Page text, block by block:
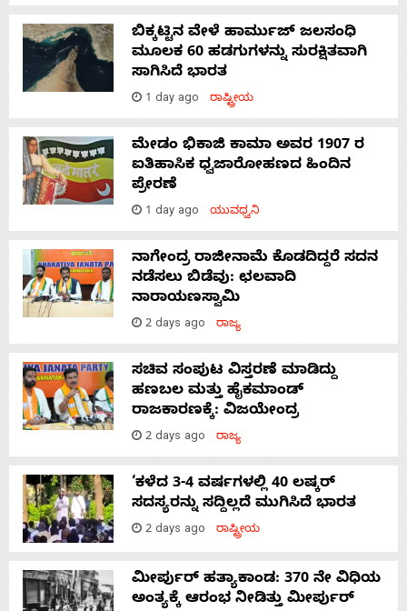
ಬಿಕ್ಕಟ್ಟಿನ ವೇಳೆ ಹಾರ್ಮುಜ್ ಜಲಸಂಧಿ
ಮೂಲಕ 60 ಹಡಗುಗಳನ್ನು ಸುರಕ್ಷಿತವಾಗಿ
ಸಾಗಿಸಿದೆ ಭಾರತ
1 day ago ರಾಷ್ಟ್ರೀಯ
ಮೇಡಂ ಭಿಕಾಜಿ ಕಾಮಾ ಅವರ 1907 ರ
ಐತಿಹಾಸಿಕ ಧ್ವಜಾರೋಹಣದ ಹಿಂದಿನ
ಪ್ರೇರಣೆ
1 day ago ಯುವಧ್ವನಿ
ನಾಗೇಂದ್ರ ರಾಜೀನಾಮೆ ಕೊಡದಿದ್ದರೆ ಸದನ
ನಡೆಸಲು ಬಿಡೆವು: ಛಲವಾದಿ
ನಾರಾಯಣಸ್ವಾಮಿ
2 days ago ರಾಜ್ಯ
ಸಚಿವ ಸಂಪುಟ ವಿಸ್ತರಣೆ ಮಾಡಿದ್ದು
ಹಣಬಲ ಮತ್ತು ಹೈಕಮಾಂಡ್
ರಾಜಕಾರಣಕ್ಕೆ: ವಿಜಯೇಂದ್ರ
2 days ago ರಾಜ್ಯ
‘ಕಳೆದ 3-4 ವರ್ಷಗಳಲ್ಲಿ 40 ಲಷ್ಕರ್
ಸದಸ್ಯರನ್ನು ಸದ್ದಿಲ್ಲದೆ ಮುಗಿಸಿದೆ ಭಾರತ
2 days ago ರಾಷ್ಟ್ರೀಯ
ಮೀರ್ಪುರ್ ಹತ್ಯಾಕಾಂಡ: 370 ನೇ ವಿಧಿಯ
ಅಂತ್ಯಕ್ಕೆ ಆರಂಭ ನೀಡಿತ್ತು ಮೀರ್ಪುರ್